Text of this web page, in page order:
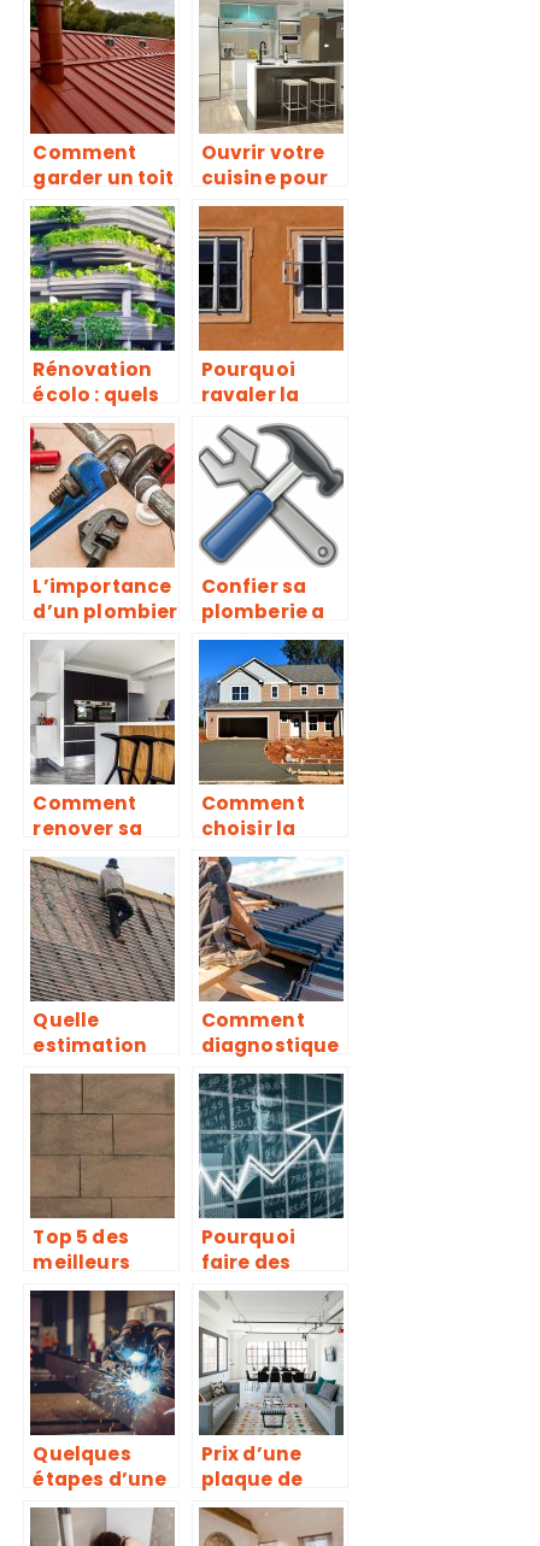
pour la
toiture ?
maison
Comment
garder un toit
en bon état
pour éviter
les pertes de
chaleur?
Ouvrir votre
cuisine pour
un
aménageme
nt tendance
Rénovation
écolo : quels
sont les
changements
et les
réparations à
faire ?
Pourquoi
ravaler la
façade d’une
maison ?
L’importance
d’un plombier
pour la
renovation de
la salle de
bain
Confier sa
plomberie a
un
professionnel
Comment
renover sa
cuisine et
faire des
economies?
Comment
choisir la
taille des
portes de
garage?
Quelle
estimation
budgetaire
pour la
renovation de
sa toiture ?
Comment
diagnostique
r l’etat de sa
toiture ?
Top 5 des
meilleurs
revetements
de sol
exterieur
Pourquoi
faire des
Diagnostics
Techniques
Immobiliers ?
Quelques
étapes d’une
bonne
soudure
Prix d’une
plaque de
placo ba13 au
m2 et tarif de